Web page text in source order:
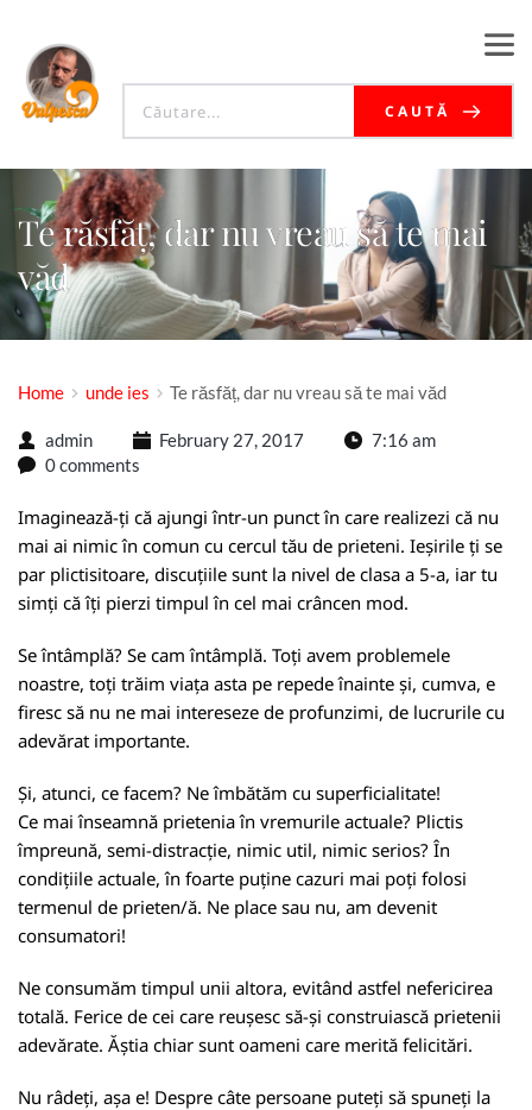
CAUTĂ
Te răsfăț, dar nu vreau să te mai
văd
Home unde ies Te răsfăț, dar nu vreau să te mai văd
admin February 27, 2017
7:16 am
0 comments
Imaginează-ți că ajungi într-un punct în care realizezi că nu
mai ai nimic în comun cu cercul tău de prieteni. Ieșirile ți se
par plictisitoare, discuțiile sunt la nivel de clasa a 5-a, iar tu
simți că îți pierzi timpul în cel mai crâncen mod.
Se întâmplă? Se cam întâmplă. Toți avem problemele
noastre, toți trăim viața asta pe repede înainte și, cumva, e
firesc să nu ne mai intereseze de profunzimi, de lucrurile cu
adevărat importante.
Și, atunci, ce facem? Ne îmbătăm cu superficialitate!
Ce mai înseamnă prietenia în vremurile actuale? Plictis
împreună, semi-distracție, nimic util, nimic serios? În
condițiile actuale, în foarte puține cazuri mai poți folosi
termenul de prieten/ă. Ne place sau nu, am devenit
consumatori!
Ne consumăm timpul unii altora, evitând astfel nefericirea
totală. Ferice de cei care reușesc să-și construiască prietenii
adevărate. Ăștia chiar sunt oameni care merită felicitări.
Nu râdeți, așa e! Despre câte persoane puteți să spuneți la